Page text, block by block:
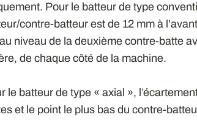
Pour le batteur de type
contre-batteur est de 12 mm à
niveau de la deuxième contre-batte
de chaque côté de la machine.
le batteur de type « axial »,
et le point le plus bas du contre-